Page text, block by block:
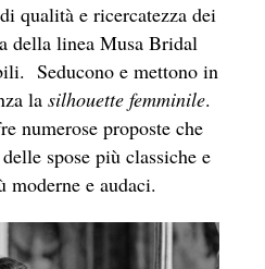
qualità e ricercatezza dei
della linea Musa Bridal
Seducono e mettono in
la silhouette femminile.
numerose proposte che
spose più classiche e
e audaci.